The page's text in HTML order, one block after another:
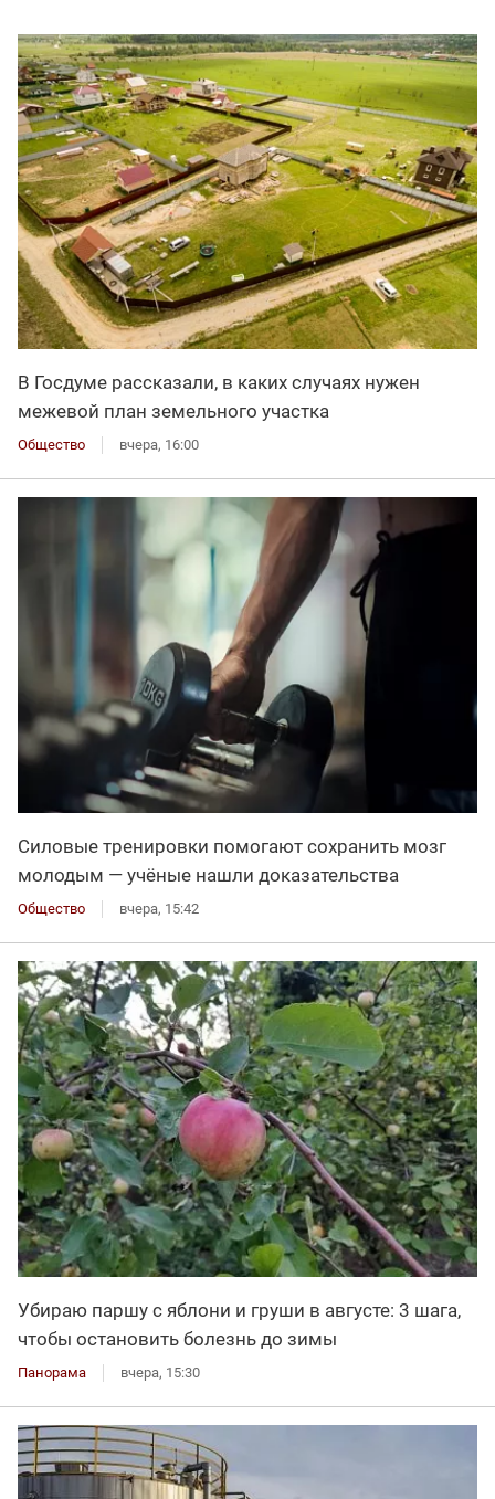
В Госдуме рассказали, в каких случаях нужен
межевой план земельного участка
Общество вчера, 16:00
Силовые тренировки помогают сохранить мозг
молодым — учёные нашли доказательства
Общество вчера, 15:42
Убираю паршу с яблони и груши в августе: 3 шага,
чтобы остановить болезнь до зимы
Панорама вчера, 15:30